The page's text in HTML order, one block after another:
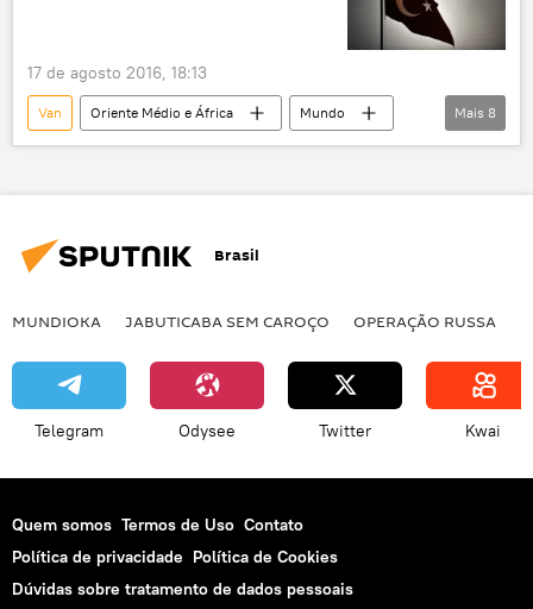
17 de agosto 2016, 18:13
Van Oriente Médio e África
Mundo
Notícias
Turquia Irã
PKK
Mais 8
Brasil
MUNDIOKA JABUTICABA SEM CAROÇO OPERAÇÃO RUSSA
Telegram Odysee Twitter Kwai
Quem somos Termos de Uso Contato
Política de privacidade Política de Cookies
Dúvidas sobre tratamento de dados pessoais